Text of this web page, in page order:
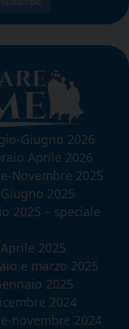
Giugno 2026
Aprile 2026
Novembre 2025
2025
2025 – speciale
2025
e marzo 2025
2025
2024
novembre 2024